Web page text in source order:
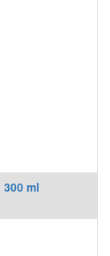
ml